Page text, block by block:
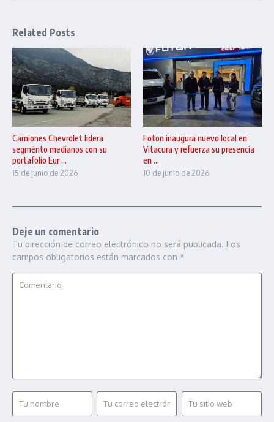
Related Posts
Camiones Chevrolet lidera
segménto medianos con su
portafolio Eur ...
15 de junio de 2026
Foton inaugura nuevo local en
Vitacura y refuerza su presencia
en ...
10 de junio de 2026
Deje un comentario
Tu dirección de correo electrónico no será publicada. Los
campos obligatorios están marcados con *